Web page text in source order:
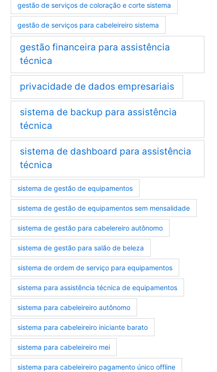
gestão de serviços de coloração e corte sistema
gestão de serviços para cabeleireiro sistema
gestão financeira para assistência
técnica
privacidade de dados empresariais
sistema de backup para assistência
técnica
sistema de dashboard para assistência
técnica
sistema de gestão de equipamentos
sistema de gestão de equipamentos sem mensalidade
sistema de gestão para cabelereiro autônomo
sistema de gestão para salão de beleza
sistema de ordem de serviço para equipamentos
sistema para assistência técnica de equipamentos
sistema para cabeleireiro autônomo
sistema para cabeleireiro iniciante barato
sistema para cabeleireiro mei
sistema para cabeleireiro pagamento único offline